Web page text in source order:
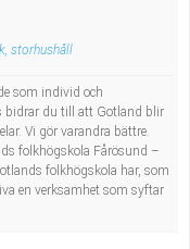
storhushåll
som individ och
bidrar du till att Gotland blir
Vi gör varandra bättre.
folkhögskola Fårösund –
folkhögskola har, som
en verksamhet som syftar